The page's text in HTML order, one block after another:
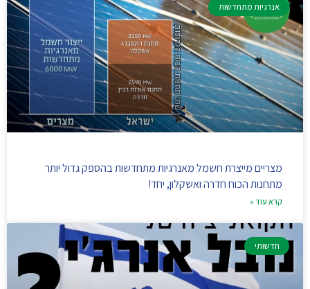
אנרגיות מתחדשות
מצריים מייצרת חשמל מאנרגיות מתחדשות בהספק גדול יותר
מתחנות הכוח חדרה ואשקלון, יחד!
קרא עוד »
חדשותי